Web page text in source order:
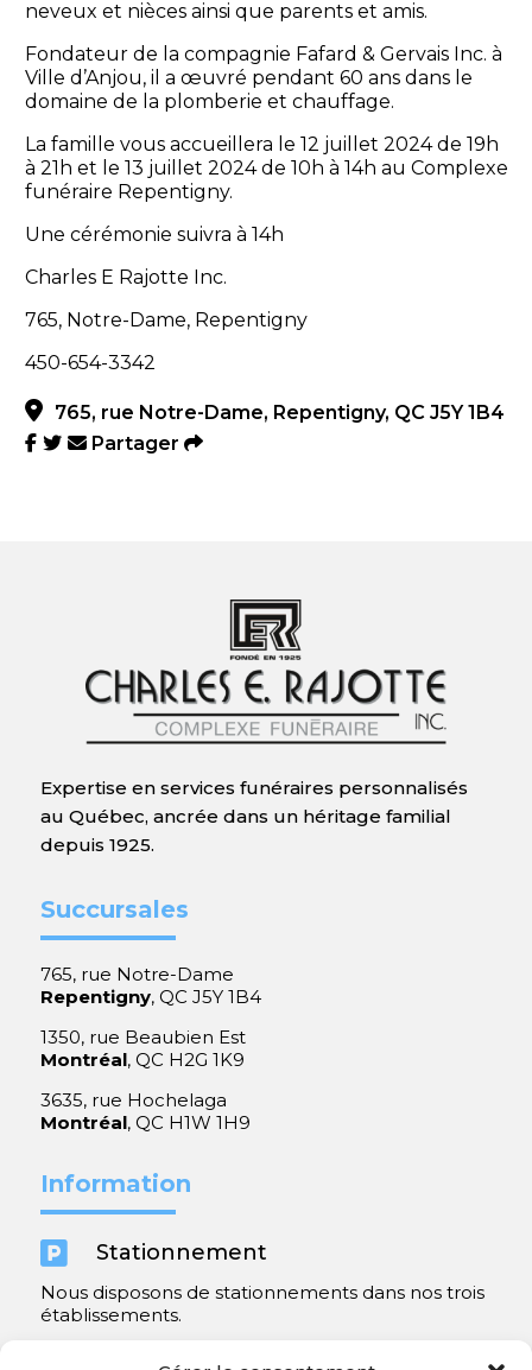
neveux et nièces ainsi que parents et amis.
Fondateur de la compagnie Fafard & Gervais Inc. à
Ville d’Anjou, il a œuvré pendant 60 ans dans le
domaine de la plomberie et chauffage.
La famille vous accueillera le 12 juillet 2024 de 19h
à 21h et le 13 juillet 2024 de 10h à 14h au Complexe
funéraire Repentigny.
Une cérémonie suivra à 14h
Charles E Rajotte Inc.
765, Notre-Dame, Repentigny
450-654-3342
765, rue Notre-Dame, Repentigny, QC J5Y 1B4
Partager
Expertise en services funéraires personnalisés
au Québec, ancrée dans un héritage familial
depuis 1925.
Succursales
765, rue Notre-Dame
Repentigny, QC J5Y 1B4
1350, rue Beaubien Est
Montréal, QC H2G 1K9
3635, rue Hochelaga
Montréal, QC H1W 1H9
Information
 Stationnement
Nous disposons de stationnements dans nos trois
établissements.